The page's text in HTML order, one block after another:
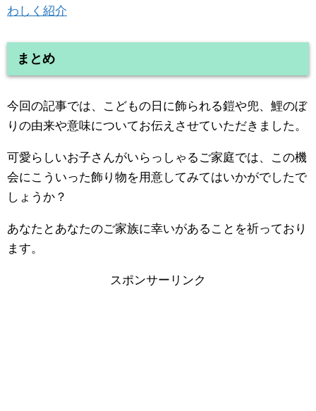
わしく紹介
まとめ
今回の記事では、こどもの日に飾られる鎧や兜、鯉のぼ
りの由来や意味についてお伝えさせていただきました。
可愛らしいお子さんがいらっしゃるご家庭では、この機
会にこういった飾り物を用意してみてはいかがでしたで
しょうか？
あなたとあなたのご家族に幸いがあることを祈っており
ます。
スポンサーリンク